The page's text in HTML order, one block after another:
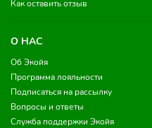
Как оставить отзыв
О НАС
Об Экойя
Программа лояльности
Подписаться на рассылку
Вопросы и ответы
Служба поддержки Экойя